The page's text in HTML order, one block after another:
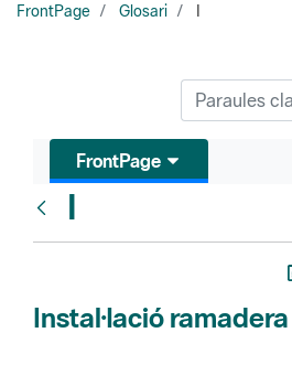
FrontPage Glosari
FrontPage
I
Instal·lació ramadera